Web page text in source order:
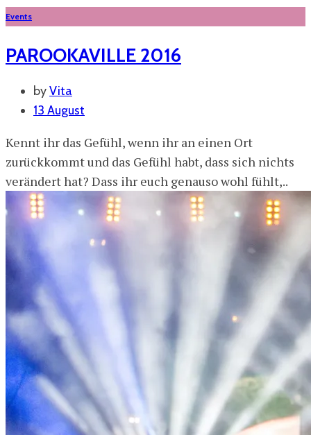
Events
PAROOKAVILLE 2016
byVita
13 August
Kennt ihr das Gefühl, wenn ihr an einen Ort
zurückkommt und das Gefühl habt, dass sich nichts
verändert hat? Dass ihr euch genauso wohl fühlt,..